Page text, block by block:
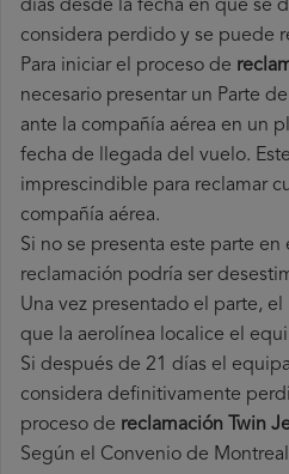
días desde la fecha en que se
considera perdido y se puede
Para iniciar el proceso de
necesario presentar un Parte
ante la compañía aérea en un
fecha de llegada del vuelo.
imprescindible para reclamar
compañía aérea.
Si no se presenta este parte
reclamación podría ser
Una vez presentado el parte,
que la aerolínea localice el
Si después de 21 días el
considera definitivamente
proceso de reclamación Twin
Según el Convenio de